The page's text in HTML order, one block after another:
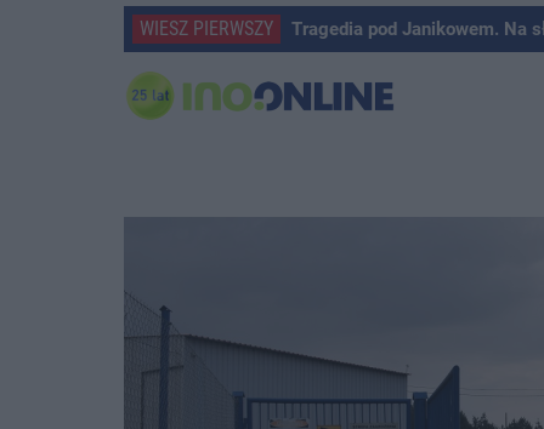
WIESZ PIERWSZY Tragedia pod Janikowem. Na